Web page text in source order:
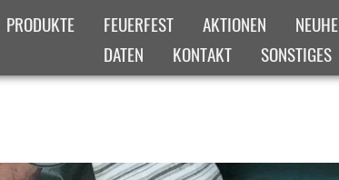
PRODUKTE FEUERFEST AKTIONEN
DATEN
KONTAKT
SONSTIGES